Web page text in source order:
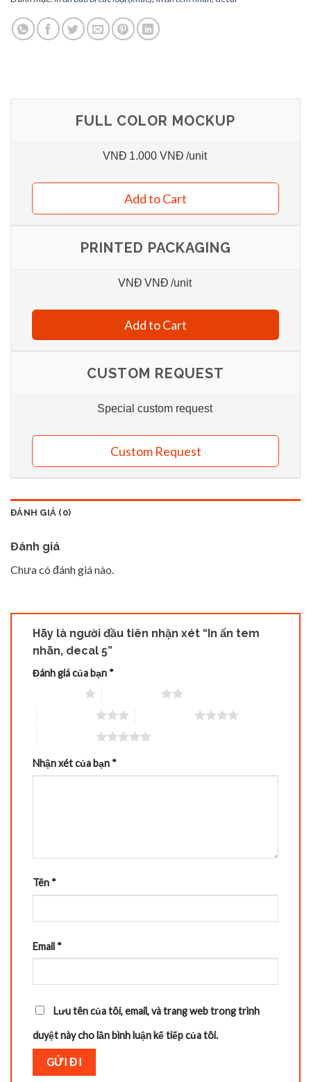
FULL COLOR MOCKUP
VNĐ 1.000 VNĐ /unit
Add to Cart
PRINTED PACKAGING
VNĐ VNĐ /unit
Add to Cart
CUSTOM REQUEST
Special custom request
Custom Request
ĐÁNH GIÁ (0)
Đánh giá
Chưa có đánh giá nào.
Hãy là người đầu tiên nhận xét “In ấn tem
nhãn, decal 5”
Đánh giá của bạn *
Nhận xét của bạn *
Tên *
Email *
Lưu tên của tôi, email, và trang web trong trình
duyệt này cho lần bình luận kế tiếp của tôi.